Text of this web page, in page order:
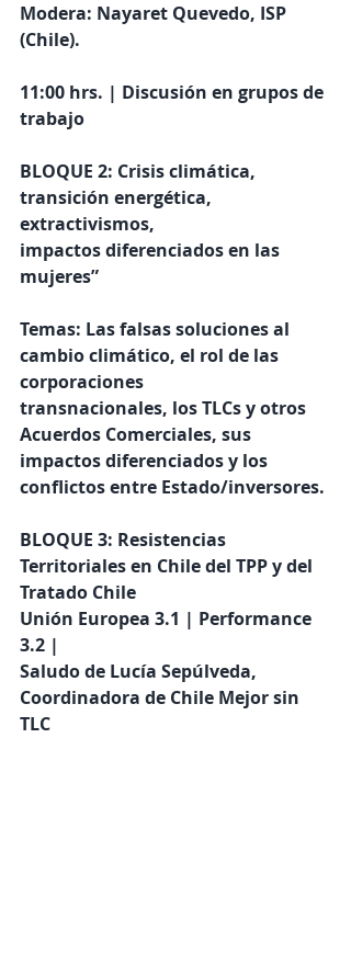
Modera: Nayaret Quevedo, ISP
(Chile).
11:00 hrs. | Discusión en grupos de
trabajo
BLOQUE 2: Crisis climática,
transición energética,
extractivismos,
impactos diferenciados en las
mujeres”
Temas: Las falsas soluciones al
cambio climático, el rol de las
corporaciones
transnacionales, los TLCs y otros
Acuerdos Comerciales, sus
impactos diferenciados y los
conflictos entre Estado/inversores.
BLOQUE 3: Resistencias
Territoriales en Chile del TPP y del
Tratado Chile
Unión Europea 3.1 | Performance
3.2 |
Saludo de Lucía Sepúlveda,
Coordinadora de Chile Mejor sin
TLC